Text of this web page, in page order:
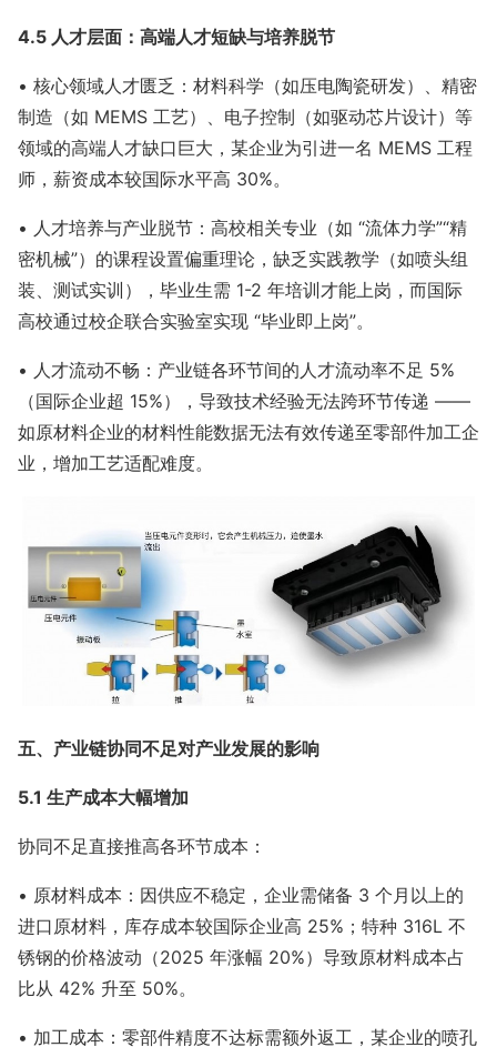
4.5 人才层面：高端人才短缺与培养脱节
• 核心领域人才匮乏：材料科学（如压电陶瓷研发）、精密
制造（如 MEMS 工艺）、电子控制（如驱动芯片设计）等
领域的高端人才缺口巨大，某企业为引进一名 MEMS 工程
师，薪资成本较国际水平高 30%。
• 人才培养与产业脱节：高校相关专业（如 “流体力学”“精
密机械”）的课程设置偏重理论，缺乏实践教学（如喷头组
装、测试实训），毕业生需 1-2 年培训才能上岗，而国际
高校通过校企联合实验室实现 “毕业即上岗”。
• 人才流动不畅：产业链各环节间的人才流动率不足 5%
（国际企业超 15%），导致技术经验无法跨环节传递 ——
如原材料企业的材料性能数据无法有效传递至零部件加工企
业，增加工艺适配难度。
五、产业链协同不足对产业发展的影响
5.1 生产成本大幅增加
协同不足直接推高各环节成本：
• 原材料成本：因供应不稳定，企业需储备 3 个月以上的
进口原材料，库存成本较国际企业高 25%；特种 316L 不
锈钢的价格波动（2025 年涨幅 20%）导致原材料成本占
比从 42% 升至 50%。
• 加工成本：零部件精度不达标需额外返工，某企业的喷孔